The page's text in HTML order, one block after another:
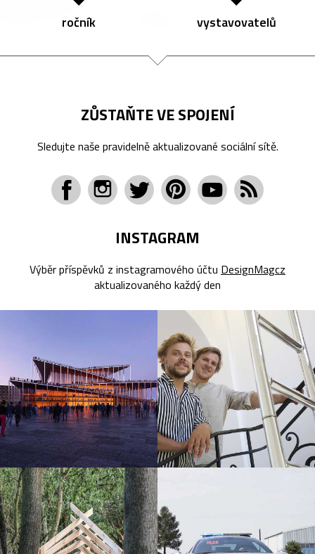
ročník vystavovatelů
ZŮSTAŇTE VE SPOJENÍ
Sledujte naše pravidelně aktualizované sociální sítě.
INSTAGRAM
Výběr příspěvků z instagramového účtu DesignMagcz
aktualizovaného každý den